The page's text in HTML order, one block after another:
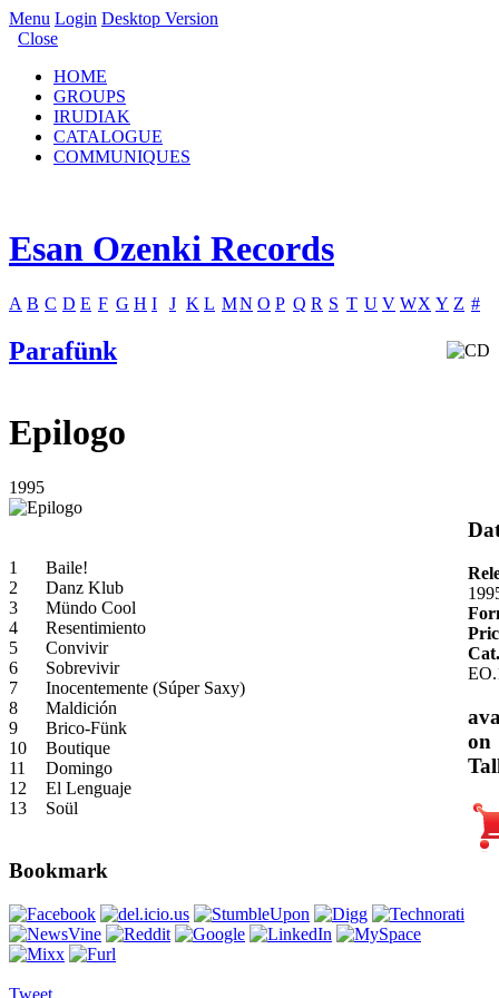
Menu Login Desktop Version
Close
HOME
GROUPS
IRUDIAK
CATALOGUE
COMMUNIQUES
Esan Ozenki Records
A B C D E F G H I J K L MN O P Q R S T U V WX Y Z #
Parafünk
Epilogo
1995
1
Baile!
2
Danz Klub
3
Mündo Cool
4
Resentimiento
5
Convivir
6
Sobrevivir
7
Inocentemente (Súper Saxy)
8
Maldición
9
Brico-Fünk
10
Boutique
11
Domingo
12
El Lenguaje
13
Soül
Bookmark
on